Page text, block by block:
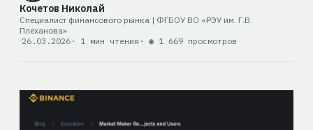
Кочетов Николай
Специалист финансового рынка | ФГБОУ ВО «РЭУ им. Г.В.
Плеханова»
26.03.2026· 1 мин чтения · ◉ 1 669 просмотров